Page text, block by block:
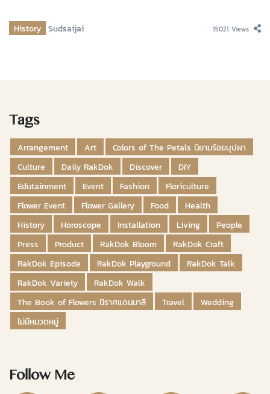
History Sudsaijai 15021 Views
Tags
Arrangement Art
Colors of The Petals นิยามร้อยบุปผา
Culture
Daily RakDok Discover
DIY
Edutainment
Event Fashion
Floriculture
Flower Event
Flower Gallery Food
Health
History
Horoscope Installation Living
People
Press
Product RakDok Bloom
RakDok Craft
RakDok Episode
RakDok Playground
RakDok Talk
RakDok Variety
RakDok Walk
The Book of Flowers นิราศแดนมาลี
Travel
Wedding
ไม่มีหมวดหมู่
Follow Me